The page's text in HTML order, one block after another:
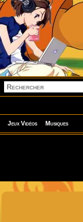
Jeux Vidéos Musiques